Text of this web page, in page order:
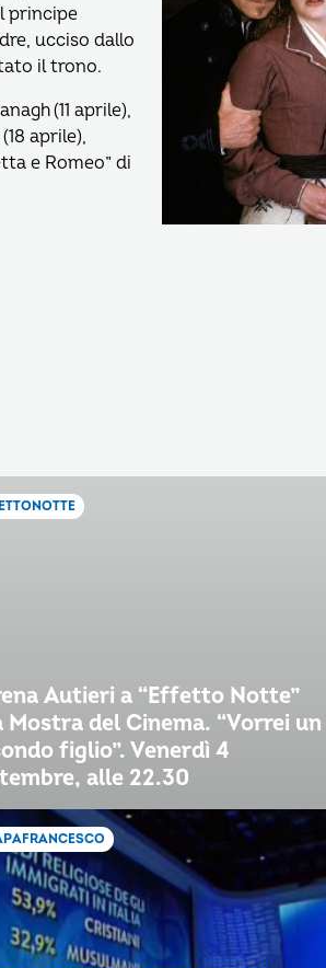
principe
ucciso dallo
il trono.
(11 aprile),
aprile),
e Romeo” di
Autieri a “Effetto Notte”
Mostra del Cinema. “Vorrei un
figlio”. Venerdì 4
alle 22.30